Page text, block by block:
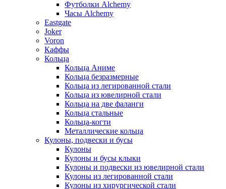
Футболки Alchemy
Часы Alchemy
Eastgate
Joker
Voron
Каффы
Кольца
Кольца Аниме
Кольца безразмерные
Кольца из легированной стали
Кольца из ювелирной стали
Кольца на две фаланги
Кольца стальные
Кольца-когти
Металлические кольца
Кулоны, подвески и бусы
Кулоны
Кулоны и бусы клыки
Кулоны и подвески из ювелирной стали
Кулоны из легированной стали
Кулоны из хирургической стали